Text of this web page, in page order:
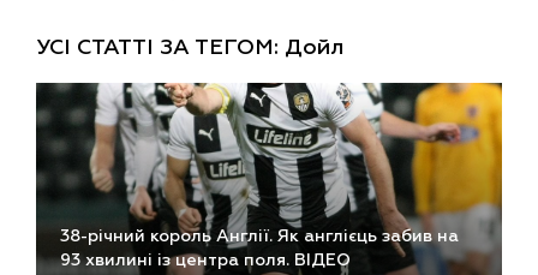
УСІ СТАТТІ ЗА ТЕГОМ: Дойл
38-річний король Англії. Як англієць забив на
93 хвилині із центра поля. ВІДЕО